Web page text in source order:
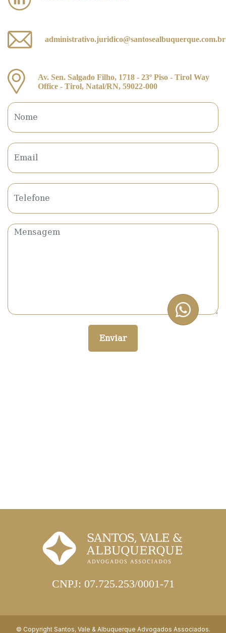
administrativo.juridico@santosealbuquerque.com.br
Av. Sen. Salgado Filho, 1718 - 23º Piso - Tirol Way
Office - Tirol, Natal/RN, 59022-000
Enviar
CNPJ: 07.725.253/0001-71
© Copyright Santos, Vale & Albuquerque Advogados Associados.